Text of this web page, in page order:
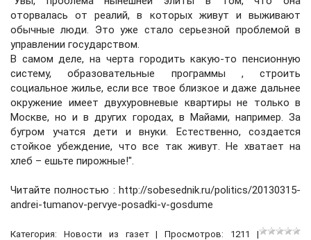
оторвалась от реалий, в которых живут и выживают
обычные люди. Это уже стало серьезной проблемой в
управлении государством.
В самом деле, на черта городить какую-то пенсионную
систему, образовательные программы , строить
социальное жилье, если все твое близкое и даже дальнее
окружение имеет двухуровневые квартиры не только в
Москве, но и в других городах, в Майами, например. За
бугром учатся дети и внуки. Естественно, создается
стойкое убеждение, что все так живут. Не хватает на
хлеб – ешьте пирожные!".
Читайте полностью : http://sobesednik.ru/politics/20130315-
andrei-tumanov-pervye-posadki-v-gosdume
Категория: Новости из газет| Просмотров: 1211 |